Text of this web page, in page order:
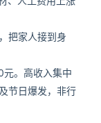
把家人接到身
。高收入集中
节日爆发，非行